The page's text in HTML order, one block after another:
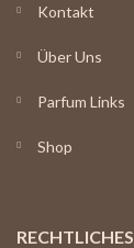
Kontakt
Über Uns
Parfum Links
Shop
RECHTLICHES